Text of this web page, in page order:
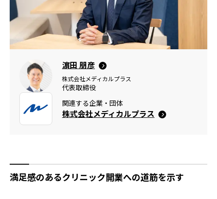
濵田 朋彦
株式会社メディカルプラス
代表取締役
関連する企業・団体
株式会社メディカルプラス
満足感のあるクリニック開業への道筋を示す